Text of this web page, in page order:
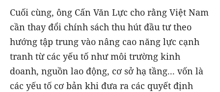
Cuối cùng, ông Cấn Văn Lực cho rằng Việt Nam
cần thay đổi chính sách thu hút đầu tư theo
hướng tập trung vào nâng cao năng lực cạnh
tranh từ các yếu tố như môi trường kinh
doanh, nguồn lao động, cơ sở hạ tầng... vốn là
các yếu tố cơ bản khi đưa ra các quyết định